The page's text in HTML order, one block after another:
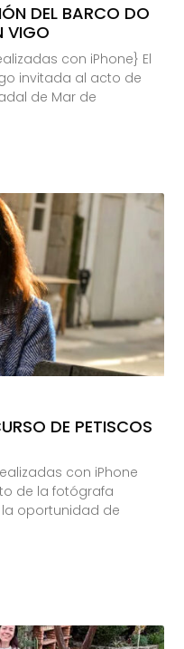
DEL BARCO DO
VIGO
con iPhone} El
invitada al acto de
de Mar de
DE PETISCOS
con iPhone
de la fotógrafa
la oportunidad de